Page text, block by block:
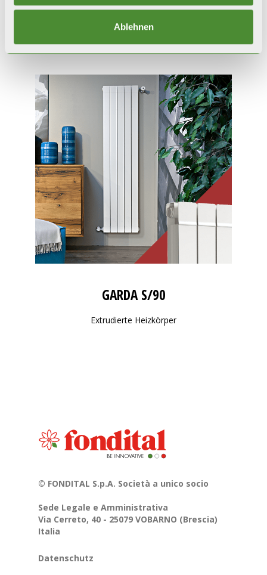
Ablehnen
TRIBECA
GARDA S/90
Extrudierte Heizkörper
© FONDITAL S.p.A. Società a unico socio
Sede Legale e Amministrativa
Via Cerreto, 40 - 25079 VOBARNO (Brescia)
Italia
Datenschutz